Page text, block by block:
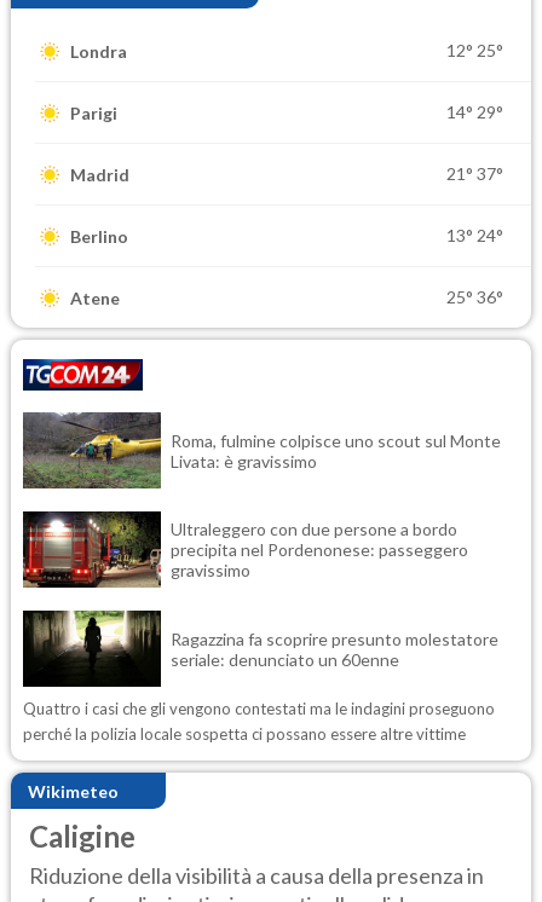
Londra 12° 25°
Parigi 14° 29°
Madrid 21° 37°
Berlino 13° 24°
Atene 25° 36°
Roma, fulmine colpisce uno scout sul Monte
Livata: è gravissimo
Ultraleggero con due persone a bordo
precipita nel Pordenonese: passeggero
gravissimo
Ragazzina fa scoprire presunto molestatore
seriale: denunciato un 60enne
Quattro i casi che gli vengono contestati ma le indagini proseguono
perché la polizia locale sospetta ci possano essere altre vittime
Wikimeteo
Caligine
Riduzione della visibilità a causa della presenza in